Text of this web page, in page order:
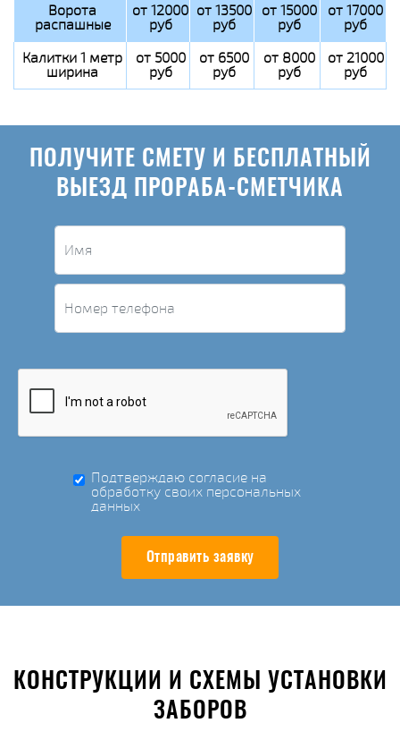
Ворота
распашные
от 12000
руб
от 13500
руб
от 15000
руб
от 17000
руб
Калитки 1 метр
ширина
от 5000
руб
от 6500
руб
от 8000
руб
от 21000
руб
ПОЛУЧИТЕ СМЕТУ И БЕСПЛАТНЫЙ
ВЫЕЗД ПРОРАБА-СМЕТЧИКА
Подтверждаю согласие на
обработку своих персональных
данных
Отправить заявку
КОНСТРУКЦИИ И СХЕМЫ УСТАНОВКИ
ЗАБОРОВ